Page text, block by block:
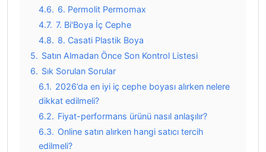
4.6. 6. Permolit Permomax
4.7. 7. Bi'Boya İç Cephe
4.8. 8. Casati Plastik Boya
5. Satın Almadan Önce Son Kontrol Listesi
6. Sık Sorulan Sorular
6.1. 2026’da en iyi iç cephe boyası alırken nelere
dikkat edilmeli?
6.2. Fiyat-performans ürünü nasıl anlaşılır?
6.3. Online satın alırken hangi satıcı tercih
edilmeli?